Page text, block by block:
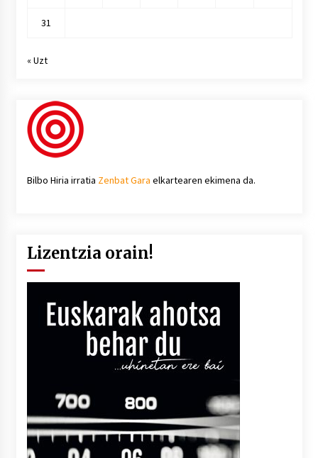
31
« Uzt
Bilbo Hiria irratia Zenbat Gara elkartearen ekimena da.
Lizentzia orain!